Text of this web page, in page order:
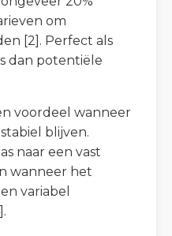
om
[2]. Perfect als
dan potentiële
voordeel wanneer
blijven.
naar een vast
wanneer het
variabel